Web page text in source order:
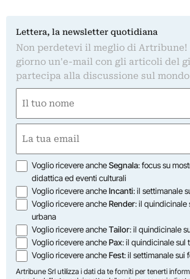
Lettera, la newsletter quotidiana
Non perdetevi il meglio di Artribune!
giorno un'e-mail con gli articoli del
partecipa alla discussione sul
(Required)
First
(Required)
Opzioni
Voglio ricevere ancheSegnala: focus su
didattica ed eventi culturali
Voglio ricevere ancheIncanti: il settimanale
Voglio ricevere ancheRender: il quindicinale
urbana
Voglio ricevere ancheTailor: il quindicinale
Voglio ricevere anchePax: il quindicinale sul
Voglio ricevere ancheFest: il settimanale sui
Artribune Srl utilizza i dati da te forniti per tenerti